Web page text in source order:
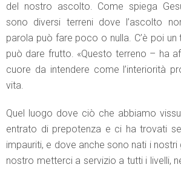
del nostro ascolto. Come spiega
sono diversi terreni dove l’ascolto
parola può fare poco o nulla. C’è poi
può dare frutto. «Questo terreno – ha
cuore da intendere come l’interiorità
vita.
Quel luogo dove ciò che abbiamo
entrato di prepotenza e ci ha trovati
impauriti, e dove anche sono nati i nostri
nostro metterci a servizio a tutti i livelli,